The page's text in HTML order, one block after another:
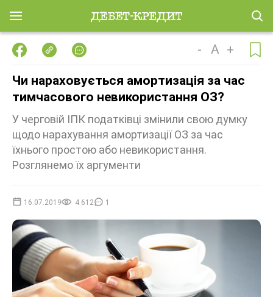
- A +
Чи нараховується амортизація за час
тимчасового невикористання ОЗ?
У черговій ІПК податківці змінили свою думку
щодо нарахування амортизації ОЗ за час
їхнього простою або невикористання.
Розглянемо їх аргументи
16.07.2019 4 612 1